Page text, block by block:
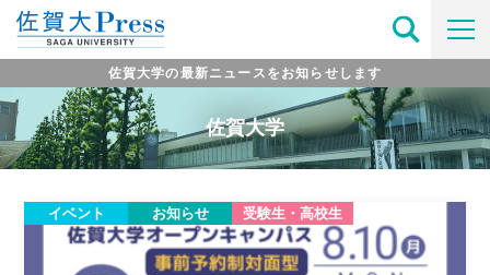
佐賀大学の最新ニュースをお知らせします
佐賀大学
イベント お知らせ 受験生・高校生